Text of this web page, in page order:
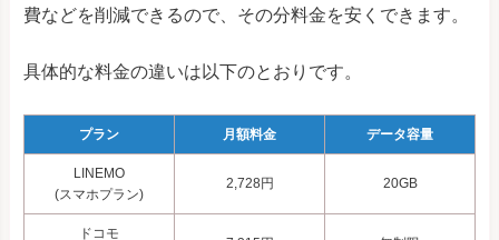
費などを削減できるので、その分料金を安くできます。
具体的な料金の違いは以下のとおりです。
プラン 月額料金 データ容量
LINEMO
(スマホプラン)
2,728円 20GB
ドコモ